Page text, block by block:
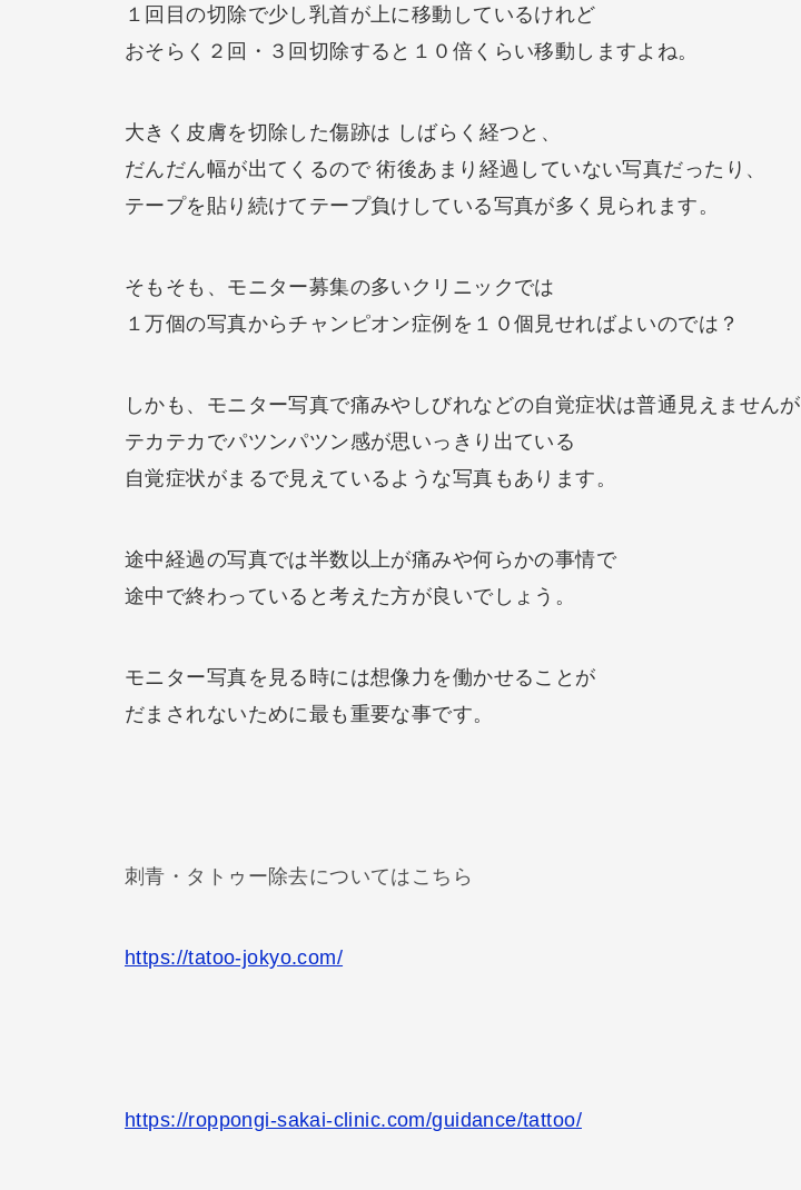
１回目の切除で少し乳首が上に移動しているけれど
おそらく２回・３回切除すると１０倍くらい移動しますよね。
大きく皮膚を切除した傷跡は しばらく経つと、
だんだん幅が出てくるので 術後あまり経過していない写真だったり、
テープを貼り続けてテープ負けしている写真が多く見られます。
そもそも、モニター募集の多いクリニックでは
１万個の写真からチャンピオン症例を１０個見せればよいのでは？
しかも、モニター写真で痛みやしびれなどの自覚症状は普通見えませんが
テカテカでパツンパツン感が思いっきり出ている
自覚症状がまるで見えているような写真もあります。
途中経過の写真では半数以上が痛みや何らかの事情で
途中で終わっていると考えた方が良いでしょう。
モニター写真を見る時には想像力を働かせることが
だまされないために最も重要な事です。
刺青・タトゥー除去についてはこちら
https://tatoo-jokyo.com/
https://roppongi-sakai-clinic.com/guidance/tattoo/